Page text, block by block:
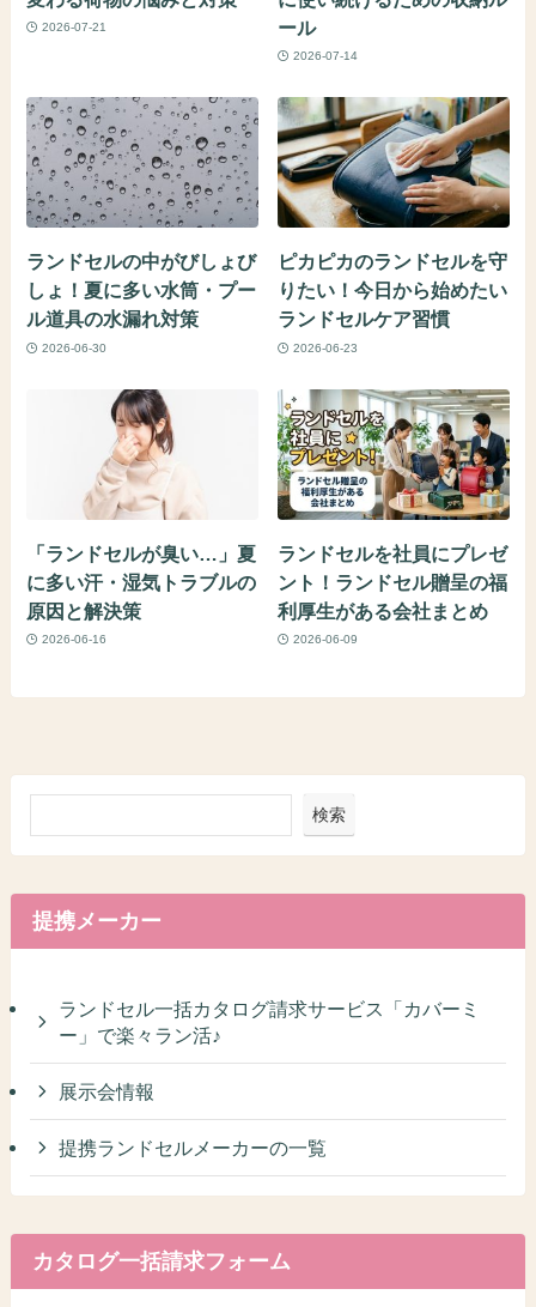
2026-07-21
ール
2026-07-14
ランドセルの中がびしょび
しょ！夏に多い水筒・プー
ル道具の水漏れ対策
2026-06-30
ピカピカのランドセルを守
りたい！今日から始めたい
ランドセルケア習慣
2026-06-23
「ランドセルが臭い…」夏
に多い汗・湿気トラブルの
原因と解決策
2026-06-16
ランドセルを社員にプレゼ
ント！ランドセル贈呈の福
利厚生がある会社まとめ
2026-06-09
検索
提携メーカー
ランドセル一括カタログ請求サービス「カバーミ
ー」で楽々ラン活♪
展示会情報
提携ランドセルメーカーの一覧
カタログ一括請求フォーム